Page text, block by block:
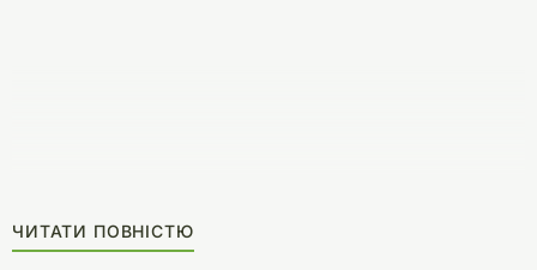
ЧИТАТИ ПОВНІСТЮ